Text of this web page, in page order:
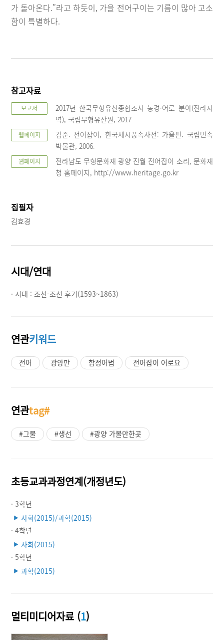
가 돌아온다.”라고 하듯이, 가을 전어구이는 기름이 많아 고소
함이 특별하다.
참고자료
보고서
2017년 한국무형유산종합조사 농경·어로 분야(전라지
역), 국립무형유산원, 2017
웹페이지
김준. 전어잡이, 한국세시풍속사전: 가을편. 국립민속
박물관, 2006.
웹페이지
전라남도 무형문화재 광양 진월 전어잡이 소리, 문화재
청 홈페이지, http://www.heritage.go.kr
집필자
김효경
시대/연대
· 시대 :조선-조선 후기(1593~1863)
연관키워드
전어 광양만 함정어법 전어잡이 어로요
연관tag#
#그물 #생선 #광양 가볼만한곳
초등교과과정연계(개정년도)
· 3학년
▶ 사회(2015)/과학(2015)
· 4학년
▶ 사회(2015)
· 5학년
▶ 과학(2015)
멀티미디어자료 (1)